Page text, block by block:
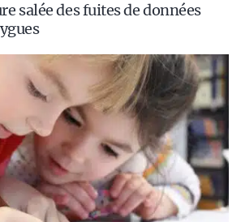
salée des fuites de données